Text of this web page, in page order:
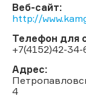
Веб-сайт:
http://
Телефон для
+7(4152)42-34-
Адрес:
4